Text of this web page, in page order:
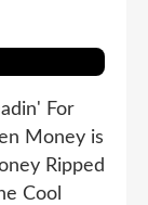
For
Money is
Ripped
Cool